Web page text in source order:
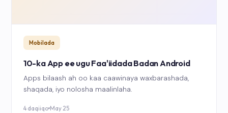
Mobilada
10-ka App ee ugu Faa'iidada Badan Android
Apps bilaash ah oo kaa caawinaya waxbarashada,
shaqada, iyo nolosha maalinlaha.
4 daqiiqo May 25